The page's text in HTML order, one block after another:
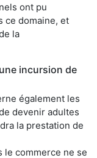
ont pu
ce domaine, et
la
incursion de
également les
devenir adultes
la prestation de
le commerce ne se